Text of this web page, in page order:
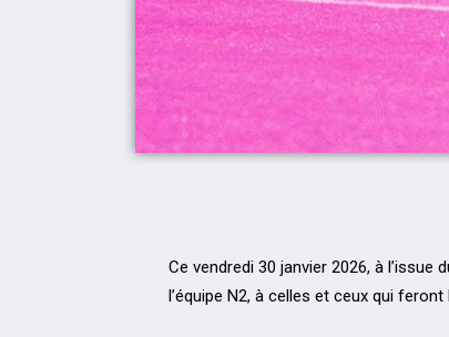
Ce vendredi 30 janvier 2026, à
l’équipe N2, à celles et ceux qui